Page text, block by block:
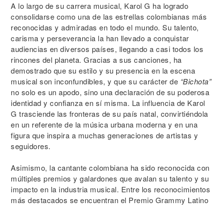
A lo largo de su carrera musical, Karol G ha logrado
consolidarse como una de las estrellas colombianas más
reconocidas y admiradas en todo el mundo. Su talento,
carisma y perseverancia la han llevado a conquistar
audiencias en diversos países, llegando a casi todos los
rincones del planeta. Gracias a sus canciones, ha
demostrado que su estilo y su presencia en la escena
musical son inconfundibles, y que su carácter de “Bichota”
no solo es un apodo, sino una declaración de su poderosa
identidad y confianza en sí misma. La influencia de Karol
G trasciende las fronteras de su país natal, convirtiéndola
en un referente de la música urbana moderna y en una
figura que inspira a muchas generaciones de artistas y
seguidores.
Asimismo, la cantante colombiana ha sido reconocida con
múltiples premios y galardones que avalan su talento y su
impacto en la industria musical. Entre los reconocimientos
más destacados se encuentran el Premio Grammy Latino